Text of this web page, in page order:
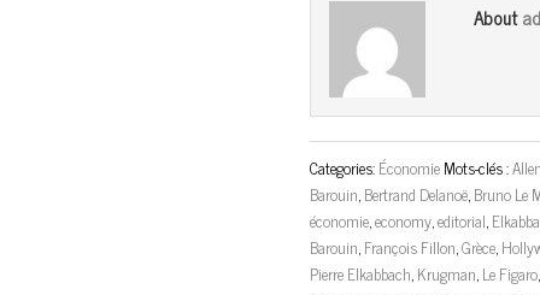
About
Categories:ÉconomieMots-clés :
Barouin,Bertrand Delanoë,Bruno Le
économie,economy,editorial,
Barouin,François Fillon,Grèce,
Pierre Elkabbach,Krugman,Le Figaro